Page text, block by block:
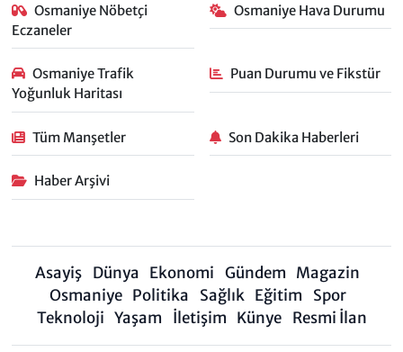
Osmaniye Nöbetçi
Eczaneler
Osmaniye Hava Durumu
Osmaniye Trafik
Yoğunluk Haritası
Puan Durumu ve Fikstür
Tüm Manşetler Son Dakika Haberleri
Haber Arşivi
Asayiş Dünya Ekonomi Gündem Magazin
Osmaniye Politika Sağlık Eğitim
Spor
Teknoloji Yaşam İletişim Künye Resmi İlan